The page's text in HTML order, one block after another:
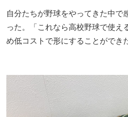
自分たちが野球をやってきた中で
った。「これなら高校野球で使え
め低コストで形にすることができ